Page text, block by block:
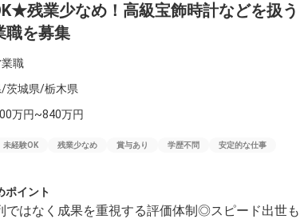
残業少なめ！高級宝飾時計などを扱う
職を募集
職
茨城県/栃木県
万円~840万円
未経験OK 残業少なめ 賞与あり 学歴不問 安定的な仕事
ポイント
ではなく成果を重視する評価体制◎スピード出世も